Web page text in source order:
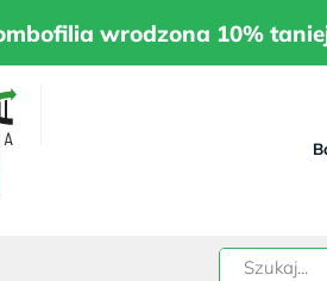
wrodzona 10%
🔥Trombofilia wrodzona 10%